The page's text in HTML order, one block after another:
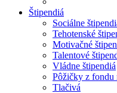
Štipendiá
Sociálne
Tehotenské
Motivačné
Talentové
Vládne štipendiá
Pôžičky z fondu
Tlačivá